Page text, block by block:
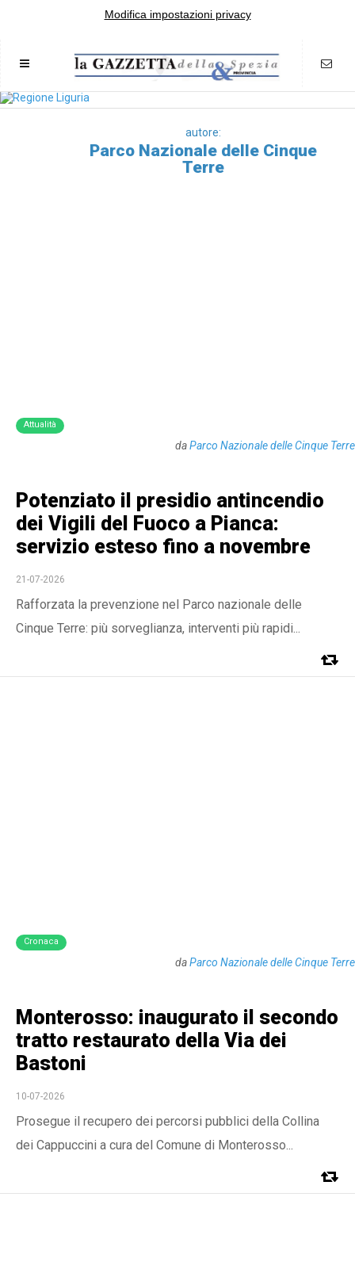
Modifica impostazioni privacy
autore:
Parco Nazionale delle Cinque
Terre
Attualità
daParco Nazionale delle Cinque Terre
Potenziato il presidio antincendio
dei Vigili del Fuoco a Pianca:
servizio esteso fino a novembre
21-07-2026
Rafforzata la prevenzione nel Parco nazionale delle
Cinque Terre: più sorveglianza, interventi più rapidi...
Cronaca
daParco Nazionale delle Cinque Terre
Monterosso: inaugurato il secondo
tratto restaurato della Via dei
Bastoni
10-07-2026
Prosegue il recupero dei percorsi pubblici della Collina
dei Cappuccini a cura del Comune di Monterosso...